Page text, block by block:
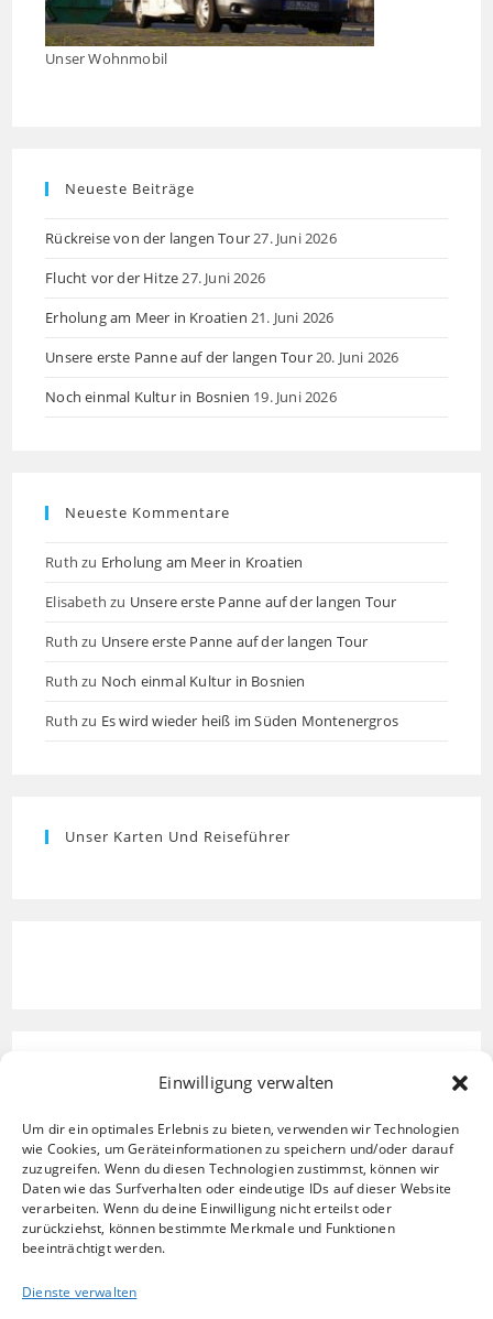
Einwilligung verwalten
Um dir ein optimales Erlebnis zu bieten, verwenden wir Technologien
wie Cookies, um Geräteinformationen zu speichern und/oder darauf
zuzugreifen. Wenn du diesen Technologien zustimmst, können wir
Daten wie das Surfverhalten oder eindeutige IDs auf dieser Website
verarbeiten. Wenn du deine Einwilligung nicht erteilst oder
zurückziehst, können bestimmte Merkmale und Funktionen
beeinträchtigt werden.
Dienste verwalten
Unser Wohnmobil
Neueste Beiträge
Rückreise von der langen Tour27. Juni 2026
Flucht vor der Hitze27. Juni 2026
Erholung am Meer in Kroatien 21. Juni 2026
Unsere erste Panne auf der langen Tour20. Juni 2026
Noch einmal Kultur in Bosnien 19. Juni 2026
Neueste Kommentare
Ruth zu Erholung am Meer in Kroatien
Elisabeth zu Unsere erste Panne auf der langen Tour
Ruth zu Unsere erste Panne auf der langen Tour
Ruth zu Noch einmal Kultur in Bosnien
Ruth zu Es wird wieder heiß im Süden Montenergros
Unser Karten Und Reiseführer